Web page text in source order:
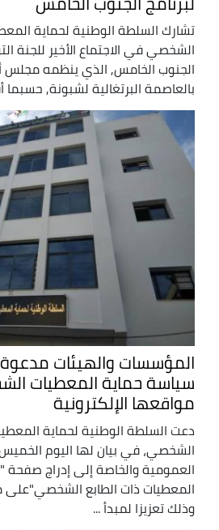
تشارك السلطة الوطنية لحماية
الشخصي في الاجتماع الأخير للجنة
الجنوب الخامس, الذي ينظمه مجلس
بالعاصمة البرتغالية لشبونة, حسبما
المؤسسات والهيئات مدعوة
سياسة حماية المعطيات
مواقعها الإلكترونية
دعت السلطة الوطنية لحماية
الشخصي، في بيان لها اليوم
العمومية والخاصة إلى إدراج صفحة
المعطيات ذات الطابع الشخصي"على
وذلك تعزيزا لمبدأ ...